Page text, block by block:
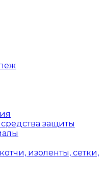
защиты
изоленты, сетки,